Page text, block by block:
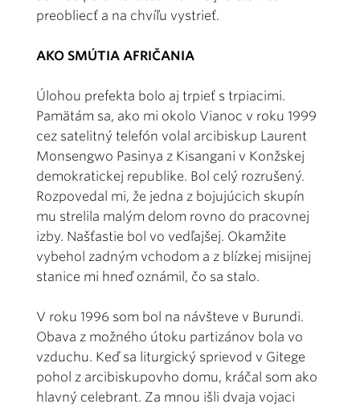
preobliecť a na chvíľu vystrieť.
AKO SMÚTIA AFRIČANIA
Úlohou prefekta bolo aj trpieť s trpiacimi.
Pamätám sa, ako mi okolo Vianoc v roku 1999
cez satelitný telefón volal arcibiskup Laurent
Monsengwo Pasinya z Kisangani v Konžskej
demokratickej republike. Bol celý rozrušený.
Rozpovedal mi, že jedna z bojujúcich skupín
mu strelila malým delom rovno do pracovnej
izby. Našťastie bol vo vedľajšej. Okamžite
vybehol zadným vchodom a z blízkej misijnej
stanice mi hneď oznámil, čo sa stalo.
V roku 1996 som bol na návšteve v Burundi.
Obava z možného útoku partizánov bola vo
vzduchu. Keď sa liturgický sprievod v Gitege
pohol z arcibiskupovho domu, kráčal som ako
hlavný celebrant. Za mnou išli dvaja vojaci